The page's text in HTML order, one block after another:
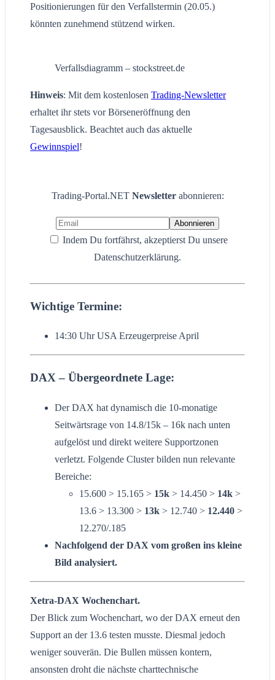
Positionierungen für den Verfallstermin (20.05.)
könnten zunehmend stützend wirken.
Verfallsdiagramm – stockstreet.de
Hinweis: Mit dem kostenlosen Trading-Newsletter
erhaltet ihr stets vor Börseneröffnung den
Tagesausblick. Beachtet auch das aktuelle
Gewinnspiel!
Trading-Portal.NET Newsletter abonnieren:
Indem Du fortfährst, akzeptierst Du unsere
Datenschutzerklärung.
Wichtige Termine:
14:30 Uhr USA Erzeugerpreise April
DAX – Übergeordnete Lage:
Der DAX hat dynamisch die 10-monatige
Seitwärtsrage von 14.8/15k – 16k nach unten
aufgelöst und direkt weitere Supportzonen
verletzt. Folgende Cluster bilden nun relevante
Bereiche:
15.600 > 15.165 > 15k > 14.450 > 14k >
13.6 > 13.300 > 13k > 12.740 > 12.440 >
12.270/.185
Nachfolgend der DAX vom großen ins kleine
Bild analysiert.
Xetra-DAX Wochenchart.
Der Blick zum Wochenchart, wo der DAX erneut den
Support an der 13.6 testen musste. Diesmal jedoch
weniger souverän. Die Bullen müssen kontern,
ansonsten droht die nächste charttechnische